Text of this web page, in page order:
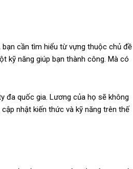
cần tìm hiểu từ vựng thuộc chủ đề
kỹ năng giúp bạn thành công. Mà có
đa quốc gia. Lương của họ sẽ không
nhật kiến thức và kỹ năng trên thế